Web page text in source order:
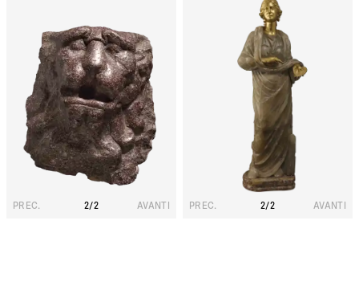
2/2
PREC. AVANTI
ST ATU DI VESTALE
2/2
PREC. AVANTI